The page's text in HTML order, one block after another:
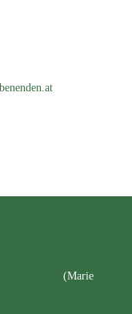
benenden.at
(Marie